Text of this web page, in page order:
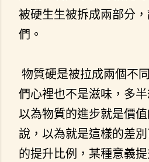
被硬生生被拆成兩部分
們。
物質硬是被拉成兩個不
們心裡也不是滋味，多
以為物質的進步就是價
說，以為就是這樣的差
的提升比例，某種意義